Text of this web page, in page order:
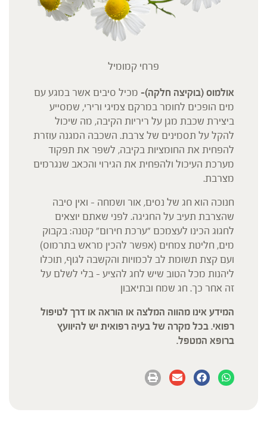
פרחי קמומיל
אולמוס (בוקיצה חלקה)- מכיל סיבים אשר במגע עם
מים הופכים לחומר במרקם צמיגי ורירי, שמסייע
ביצירת שכבת מגן על ריריות הקיבה, מה שיכול
להקל על תסמינים של צרבת. השכבה המגנה עוזרת
להפחית את החומציות בקיבה, לשפר את תפקוד
מערכת העיכול ולהפחית את הגירוי והכאב שנגרמים
מצרבת.
חנוכה הוא חג של נסים, אור ושמחה – ואין סיבה
שהצרבת תעיב על החגיגה. לפני שאתם יוצאים
לחגוג הכינו לעצמכם "ערכת חירום" קטנה: בקבוק
מים, חליטת צמחים (אפשר להכין מראש בתרמוס)
ועם קצת תשומת לב לכמויות והקשבה לגוף, תוכלו
ליהנות מכל הטוב שיש לחג להציע – בלי לשלם על
זה אחר כך. חג שמח ובתיאבון
המידע אינו מהווה המלצה או הוראה או דרך לטיפול
רפואי. בכל מקרה של בעיה רפואית יש להיוועץ
ברופא המטפל.